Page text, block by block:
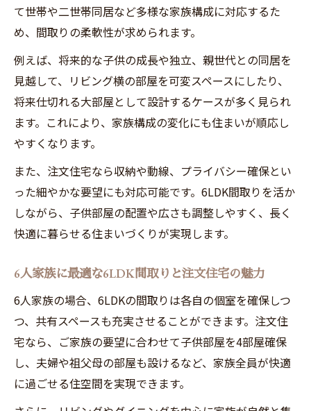
て世帯や二世帯同居など多様な家族構成に対応するた
め、間取りの柔軟性が求められます。
例えば、将来的な子供の成長や独立、親世代との同居を
見越して、リビング横の部屋を可変スペースにしたり、
将来仕切れる大部屋として設計するケースが多く見られ
ます。これにより、家族構成の変化にも住まいが順応し
やすくなります。
また、注文住宅なら収納や動線、プライバシー確保とい
った細やかな要望にも対応可能です。6LDK間取りを活か
しながら、子供部屋の配置や広さも調整しやすく、長く
快適に暮らせる住まいづくりが実現します。
6人家族に最適な6LDK間取りと注文住宅の魅力
6人家族の場合、6LDKの間取りは各自の個室を確保しつ
つ、共有スペースも充実させることができます。注文住
宅なら、ご家族の要望に合わせて子供部屋を4部屋確保
し、夫婦や祖父母の部屋も設けるなど、家族全員が快適
に過ごせる住空間を実現できます。